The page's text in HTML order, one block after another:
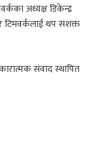
अध्यक्ष डिकेन्द्र
टिमवर्कलाई थप सशक्त
संवाद स्थापित